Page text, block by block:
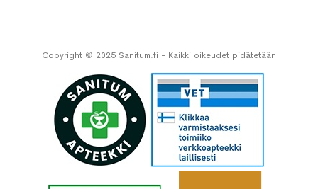
Copyright © 2025 Sanitum.fi - Kaikki oikeudet pidätetään